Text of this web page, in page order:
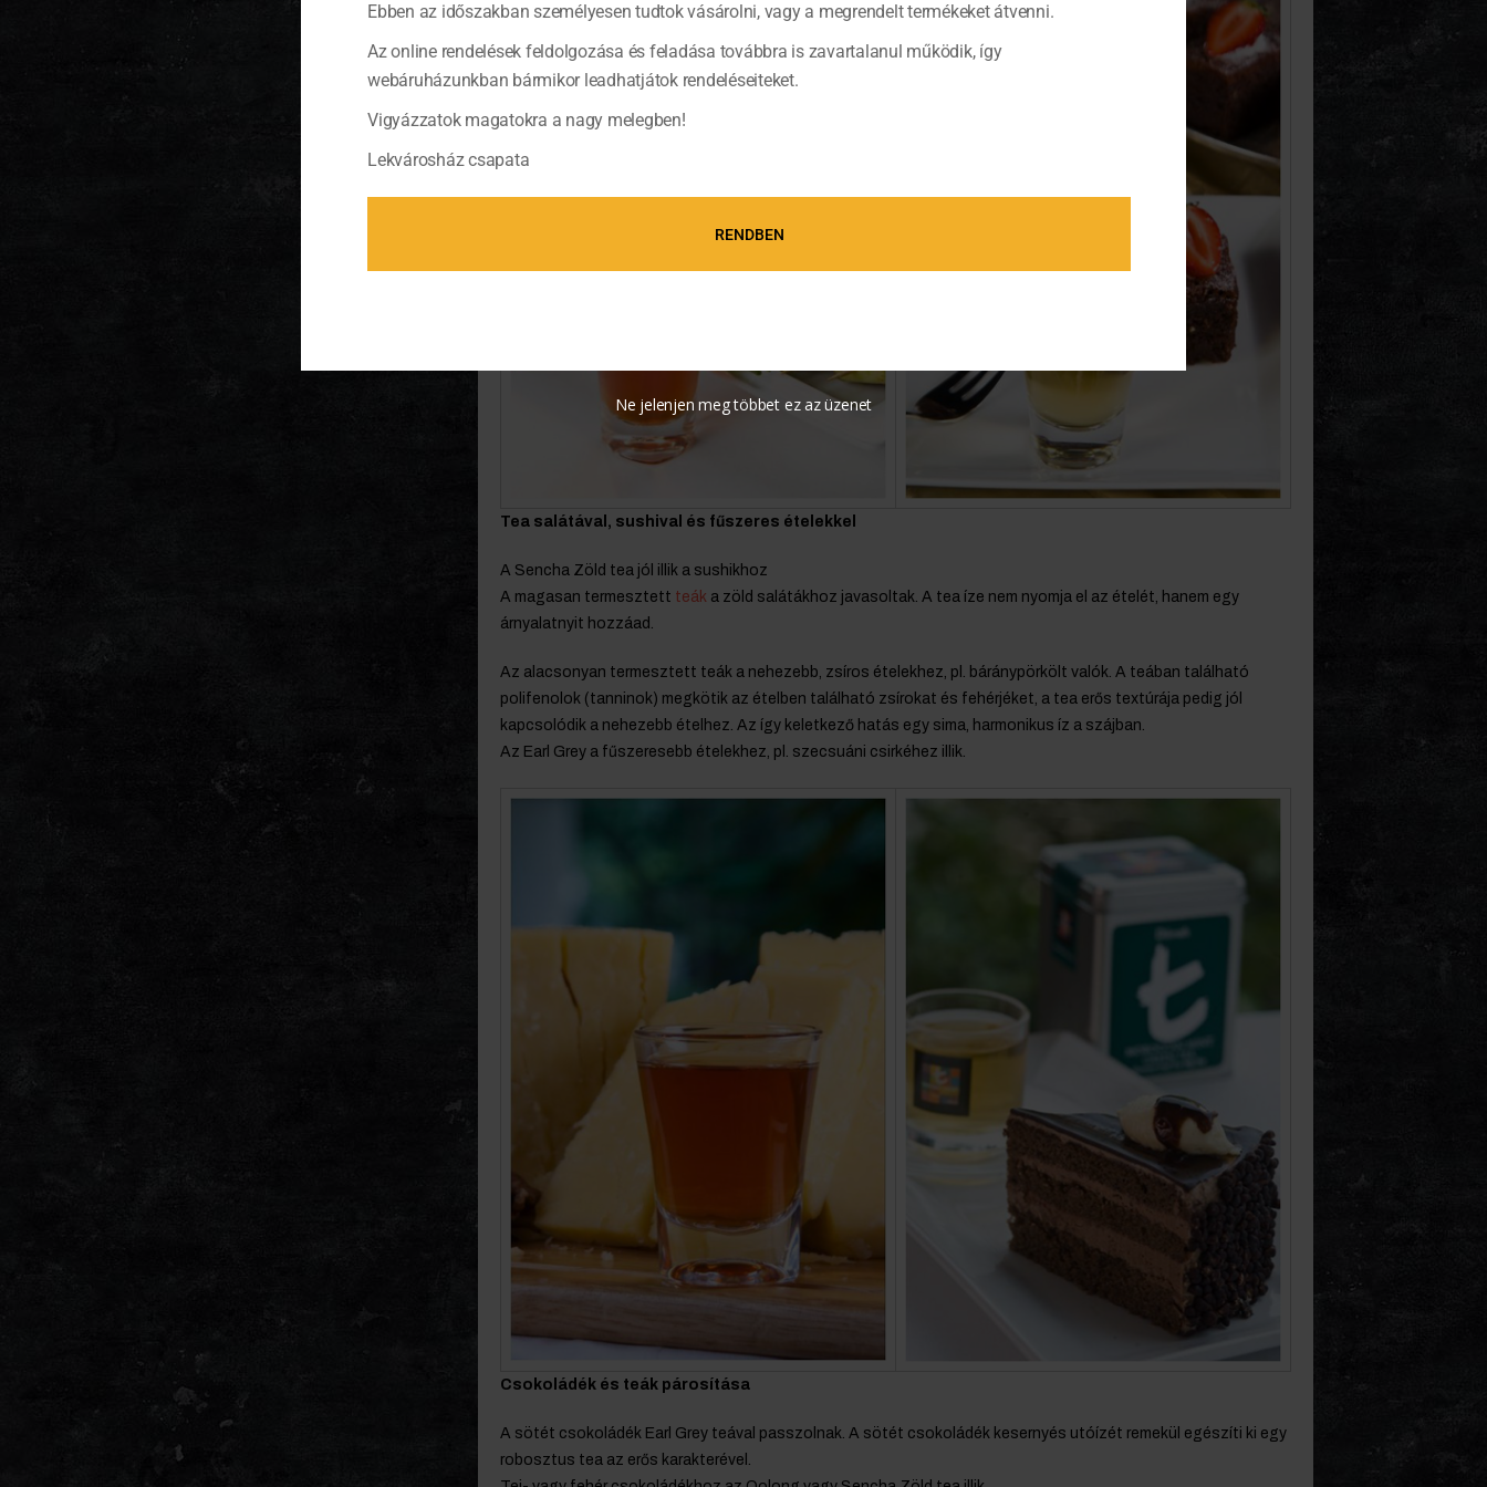
Tea salátával, sushival és fűszeres ételekkel
A Sencha Zöld tea jól illik a sushikhoz
A magasan termesztett teák a zöld salátákhoz javasoltak. A tea íze nem nyomja el az ételét, hanem egy
árnyalatnyit hozzáad.
Az alacsonyan termesztett teák a nehezebb, zsíros ételekhez, pl. báránypörkölt valók. A teában található
polifenolok (tanninok) megkötik az ételben található zsírokat és fehérjéket, a tea erős textúrája pedig jól
kapcsolódik a nehezebb ételhez. Az így keletkező hatás egy sima, harmonikus íz a szájban.
Az Earl Grey a fűszeresebb ételekhez, pl. szecsuáni csirkéhez illik.
Csokoládék és teák párosítása
A sötét csokoládék Earl Grey teával passzolnak. A sötét csokoládék kesernyés utóízét remekül egészíti ki egy
robosztus tea az erős karakterével.
Ebben az időszakban személyesen tudtok vásárolni, vagy a megrendelt termékeket átvenni.
Az online rendelések feldolgozása és feladása továbbra is zavartalanul működik, így
webáruházunkban bármikor leadhatjátok rendeléseiteket.
Vigyázzatok magatokra a nagy melegben!
Lekvárosház csapata
RENDBEN
Ne jelenjen meg többet ez az üzenet